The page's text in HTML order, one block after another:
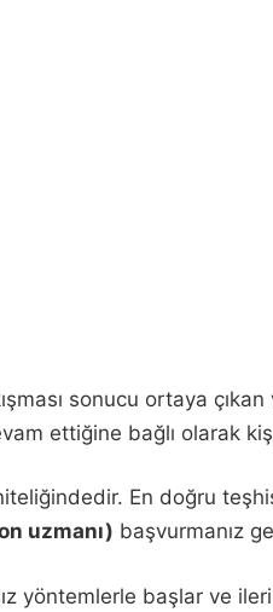
sonucu ortaya çıkan
ettiğine bağlı olarak
En doğru
uzmanı) başvurmanız
yöntemlerle başlar ve